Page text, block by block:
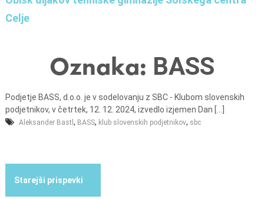
Celje
Oznaka: BASS
Podjetje BASS, d.o.o. je v sodelovanju z SBC - Klubom slovenskih
podjetnikov, v četrtek, 12. 12. 2024, izvedlo izjemen Dan [...]
Aleksander Bastl , BASS, klub slovenskih podjetnikov, sbc